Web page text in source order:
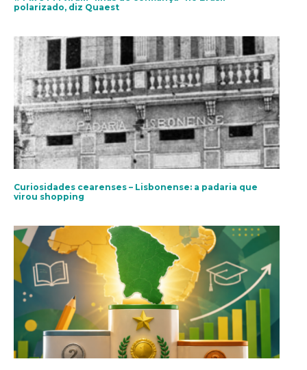
polarizado, diz Quaest
Curiosidades cearenses – Lisbonense: a padaria que
virou shopping